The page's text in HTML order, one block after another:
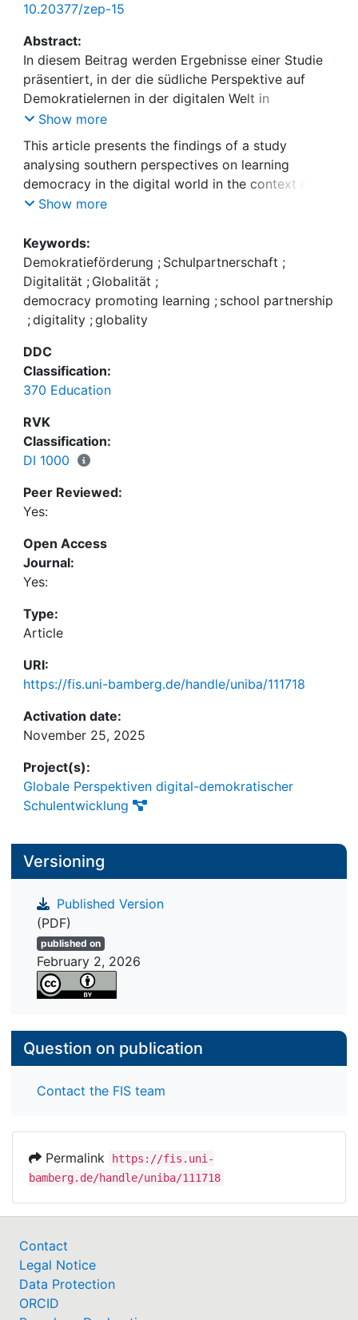
10.20377/zep-15
Abstract:
In diesem Beitrag werden Ergebnisse einer Studie
präsentiert, in der die südliche Perspektive auf
Demokratielernen in der digitalen Welt in
Schulpartnerschaften untersucht wird. Es werden
Wahrnehmungen von Partnerschaft, Demokratie,
Digitalität und Weltgesellschaft vorgestellt und
aufeinander bezogen. Die gewonnenen Einblicke
ermöglichen es, Ansatzpunkte für gelingende Süd-
Nord-Partnerschaften zu formulieren, die
sowie Weltgesellschaft gleichermaßen
berücksichtigen.
Show more
This article presents the findings of a study
analysing southern perspectives on learning
democracy in the digital world in the context of
school partnerships. Perceptions of partnership,
presented and related to each other. The insights
gained from this analysis provide a foundation for
developing starting points for successful South-
North partnerships. These partnerships should
take into account the conditions of digitality and
Show more
Keywords:
Demokratieförderung ; Schulpartnerschaft ;
Digitalität ; Globalität ;
democracy promoting learning ; school partnership
;digitality ;globality
DDC
Classification:
370 Education
RVK
Classification:
DI 1000
Peer Reviewed:
Yes:
Open Access
Journal:
Yes:
Type:
Article
URI:
https://fis.uni-bamberg.de/handle/uniba/111718
Activation date:
November 25, 2025
Project(s):
Globale Perspektiven digital-demokratischer
Schulentwicklung
Versioning
Published Version
(PDF)
published on
February 2, 2026
Question on publication
Contact the FIS team
Permalink
https://fis.uni-
bamberg.de/handle/uniba/111718
Contact
Legal Notice
Data Protection
ORCID